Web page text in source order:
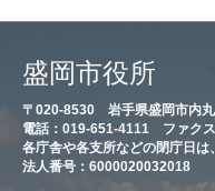
盛岡市役所
〒020-8530 岩手県盛岡市内
電話：019-651-4111 ファク
各庁舎や各支所などの閉庁日は
法人番号：6000020032018